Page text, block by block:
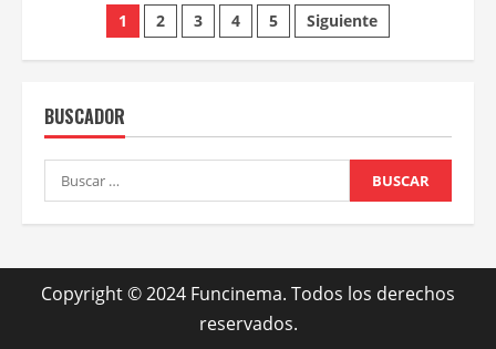
Grupo
Cinecos
anticipó
de
ciclos
Paginación
de
entradas
1 2 3 4 5 Siguiente
BUSCADOR
Buscar:
Copyright © 2024 Funcinema. Todos los derechos
reservados.